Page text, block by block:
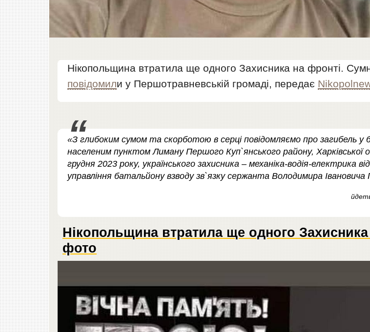
Нікопольщина втратила ще одного Захисника на фронті.
повідомили у Першотравневській громаді, передає
«З глибоким сумом та скорботою в серці повідомляємо про загибель у
населеним пунктом Лиману Першого Куп`янського району, Харківської
грудня 2023 року, українського захисника – механіка-водія-електрика
управління батальйону взводу зв`язку сержанта Володимира Івановича
Нікопольщина втратила ще одного
фото